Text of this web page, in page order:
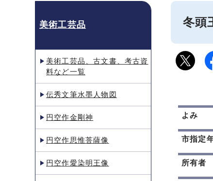
冬頭
よみ
市指定
所有者
美術工芸品
美術工芸品、古文書、考古資
料など一覧
伝秀文筆水墨人物図
円空作金剛神
円空作思惟菩薩像
円空作愛染明王像